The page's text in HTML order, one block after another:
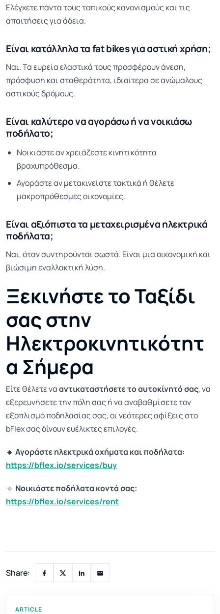
Ελέγχετε πάντα τους τοπικούς κανονισμούς και τις
απαιτήσεις για άδεια.
Είναι κατάλληλα τα fat bikes για αστική χρήση;
Ναι. Τα ευρεία ελαστικά τους προσφέρουν άνεση,
πρόσφυση και σταθερότητα, ιδιαίτερα σε ανώμαλους
αστικούς δρόμους.
Είναι καλύτερο να αγοράσω ή να νοικιάσω
ποδήλατο;
Νοικιάστε αν χρειάζεστε κινητικότητα
βραχυπρόθεσμα.
Αγοράστε αν μετακινείστε τακτικά ή θέλετε
μακροπρόθεσμες οικονομίες.
Είναι αξιόπιστα τα μεταχειρισμένα ηλεκτρικά
ποδήλατα;
Ναι, όταν συντηρούνται σωστά. Είναι μια οικονομική και
βιώσιμη εναλλακτική λύση.
Ξεκινήστε το Ταξίδι
σας στην
Ηλεκτροκινητικότητ
α Σήμερα
Είτε θέλετε νααντικαταστήσετε το αυτοκίνητό σας, να
εξερευνήσετε την πόλη σας ή να αναβαθμίσετε τον
εξοπλισμό ποδηλασίας σας, οι νεότερες αφίξεις στο
bFlex σας δίνουν ευέλικτες επιλογές.
🔹 Αγοράστε ηλεκτρικά οχήματα και ποδήλατα:
https://bflex.io/services/buy
🔹 Νοικιάστε ποδήλατα κοντά σας:
https://bflex.io/services/rent
Share:
ARTICLE